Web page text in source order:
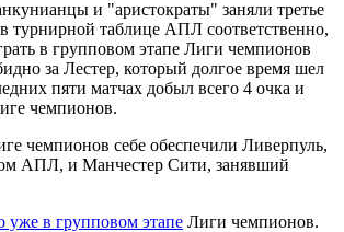
и "аристократы" заняли третье
в турнирной таблице АПЛ соответственно,
в групповом этапе Лиги чемпионов
за Лестер, который долгое время шел
пяти матчах добыл всего 4 очка и
чемпионов.
чемпионов себе обеспечили Ливерпуль,
АПЛ, и Манчестер Сити, занявший
уже в групповом этапе Лиги чемпионов.